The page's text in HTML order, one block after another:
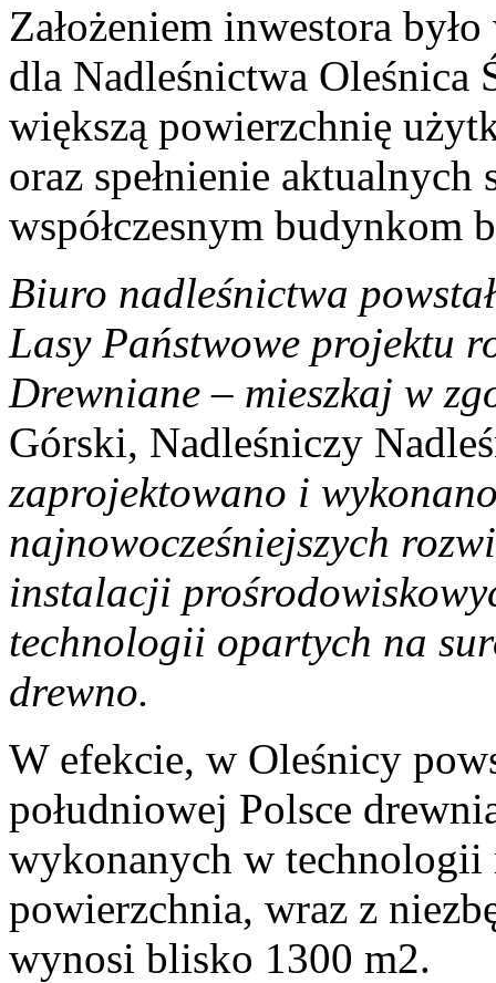
Założeniem inwestora
dla Nadleśnictwa Oleśnica
większą powierzchnię
oraz spełnienie
współczesnym budynkom
Biuro nadleśnictwa
Lasy Państwowe projektu
Drewniane – mieszkaj w
Górski, Nadleśniczy
zaprojektowano i
najnowocześniejszych
instalacji
technologii opartych na
drewno.
W efekcie, w Oleśnicy
południowej Polsce
wykonanych w technologii
powierzchnia, wraz z
wynosi blisko 1300 m2.